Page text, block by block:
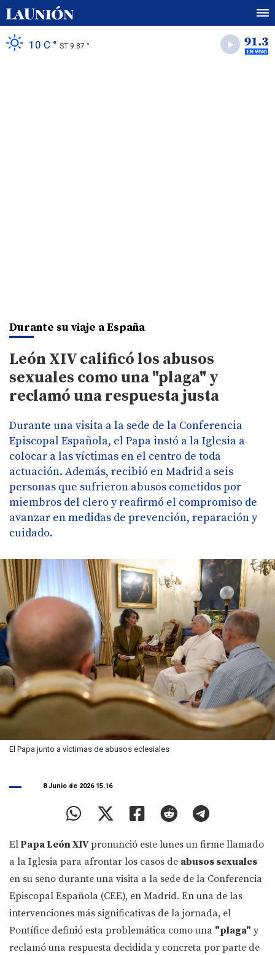
10 C ° ST 9.87 °
Durante su viaje a España
León XIV calificó los abusos
sexuales como una "plaga" y
reclamó una respuesta justa
Durante una visita a la sede de la Conferencia
Episcopal Española, el Papa instó a la Iglesia a
colocar a las víctimas en el centro de toda
actuación. Además, recibió en Madrid a seis
personas que sufrieron abusos cometidos por
miembros del clero y reafirmó el compromiso de
avanzar en medidas de prevención, reparación y
cuidado.
El Papa junto a víctimas de abusos eclesiales
8 Junio de 2026 15.16
ElPapa León XIVpronunció este lunes un firme llamado
a la Iglesia para afrontar los casos de abusos sexuales
en su seno durante una visita a la sede de la Conferencia
Episcopal Española (CEE), en Madrid. En una de las
intervenciones más significativas de la jornada, el
Pontífice definió esta problemática como una "plaga" y
reclamó una respuesta decidida y concreta por parte de